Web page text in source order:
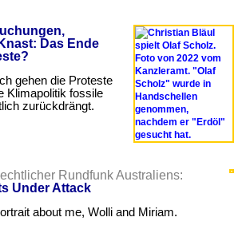
Das Ende
gehen die Proteste
Klimapolitik fossile
zurückdrängt.
Rundfunk Australiens:
Under Attack
about me, Wolli and Miriam.